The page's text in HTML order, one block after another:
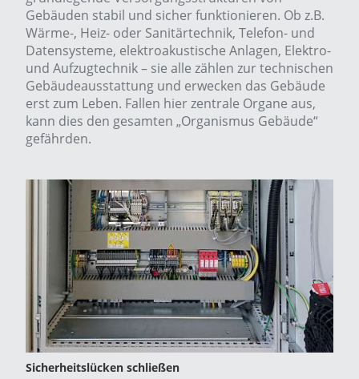
Gebäuden stabil und sicher funktionieren. Ob z.B.
Wärme-, Heiz- oder Sanitärtechnik, Telefon- und
Datensysteme, elektroakustische Anlagen, Elektro-
und Aufzugtechnik– sie alle zählen zur technischen
Gebäudeausstattung und erwecken das Gebäude
erst zum Leben. Fallen hier zentrale Organe aus,
kann dies den gesamten „Organismus Gebäude“
gefährden.
Sicherheitslücken schließen